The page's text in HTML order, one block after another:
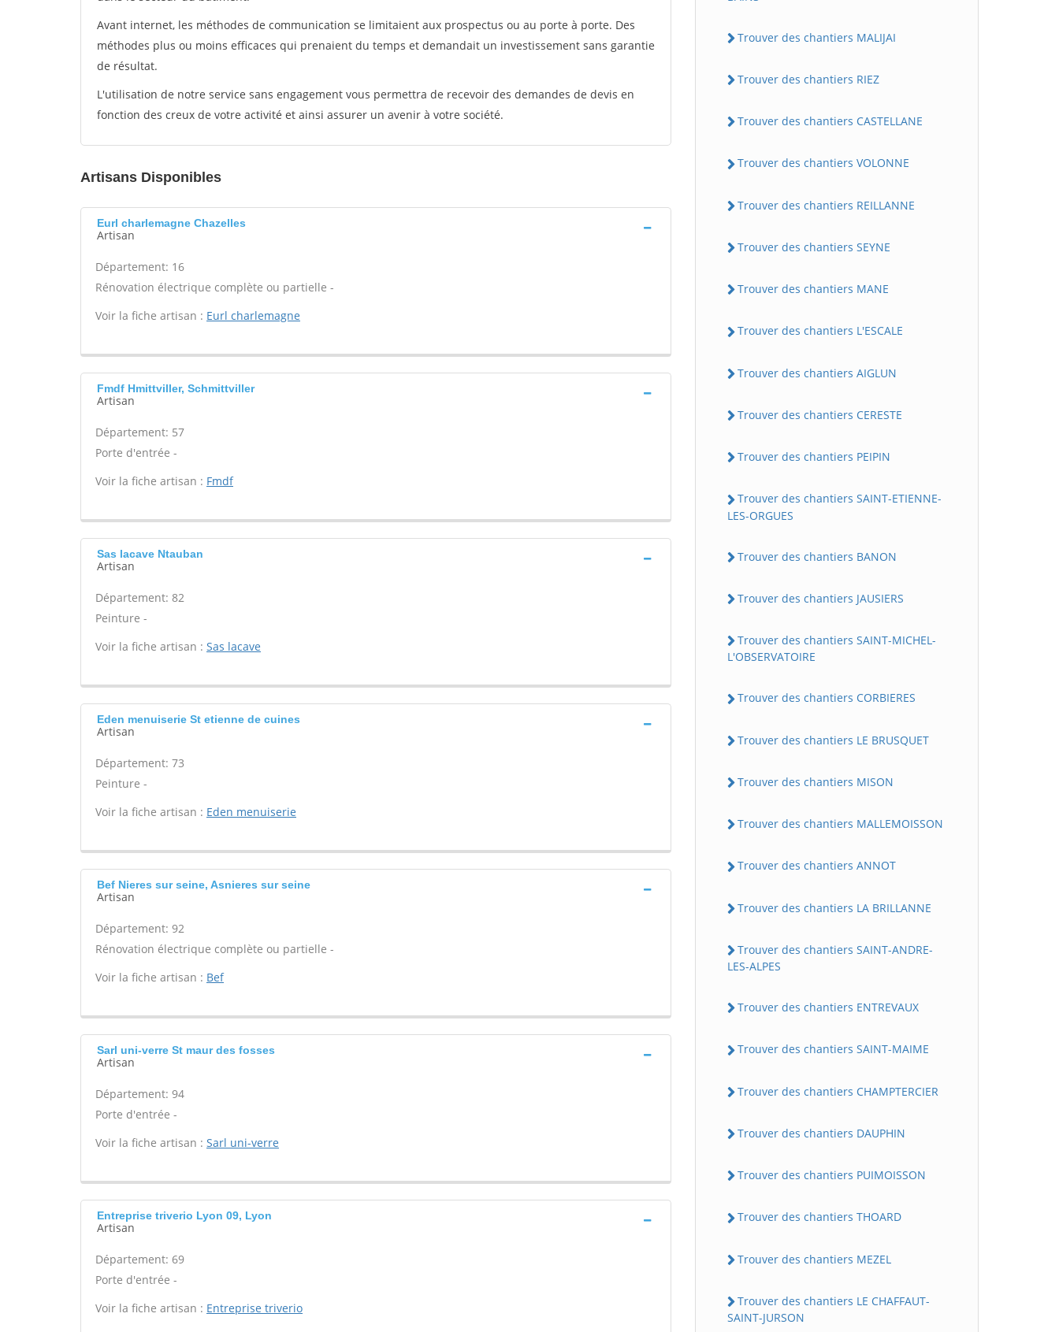
Avant internet, les méthodes de communication se limitaient aux prospectus ou au porte à porte. Des
méthodes plus ou moins efficaces qui prenaient du temps et demandait un investissement sans garantie
de résultat.
L'utilisation de notre service sans engagement vous permettra de recevoir des demandes de devis en
fonction des creux de votre activité et ainsi assurer un avenir à votre société.
Artisans Disponibles
Eurl charlemagne Chazelles
Artisan
Département: 16
Rénovation électrique complète ou partielle -
Voir la fiche artisan : Eurl charlemagne
Fmdf Hmittviller, Schmittviller
Artisan
Département: 57
Porte d'entrée -
Voir la fiche artisan : Fmdf
Sas lacave Ntauban
Artisan
Département: 82
Peinture -
Voir la fiche artisan : Sas lacave
Eden menuiserie St etienne de cuines
Artisan
Département: 73
Peinture -
Voir la fiche artisan : Eden menuiserie
Bef Nieres sur seine, Asnieres sur seine
Artisan
Département: 92
Rénovation électrique complète ou partielle -
Voir la fiche artisan : Bef
Sarl uni-verre St maur des fosses
Artisan
Département: 94
Porte d'entrée -
Voir la fiche artisan : Sarl uni-verre
Entreprise triverio Lyon 09, Lyon
Artisan
Département: 69
Porte d'entrée -
Voir la fiche artisan : Entreprise triverio
Trouver des chantiers MALIJAI
Trouver des chantiers RIEZ
Trouver des chantiers CASTELLANE
Trouver des chantiers VOLONNE
Trouver des chantiers REILLANNE
Trouver des chantiers SEYNE
Trouver des chantiers MANE
Trouver des chantiers L'ESCALE
Trouver des chantiers AIGLUN
Trouver des chantiers CERESTE
Trouver des chantiers PEIPIN
Trouver des chantiers SAINT-ETIENNE-
LES-ORGUES
Trouver des chantiers BANON
Trouver des chantiers JAUSIERS
Trouver des chantiers SAINT-MICHEL-
L'OBSERVATOIRE
Trouver des chantiers CORBIERES
Trouver des chantiers LE BRUSQUET
Trouver des chantiers MISON
Trouver des chantiers MALLEMOISSON
Trouver des chantiers ANNOT
Trouver des chantiers LA BRILLANNE
Trouver des chantiers SAINT-ANDRE-
LES-ALPES
Trouver des chantiers ENTREVAUX
Trouver des chantiers SAINT-MAIME
Trouver des chantiers CHAMPTERCIER
Trouver des chantiers DAUPHIN
Trouver des chantiers PUIMOISSON
Trouver des chantiers THOARD
Trouver des chantiers MEZEL
Trouver des chantiers LE CHAFFAUT-
SAINT-JURSON